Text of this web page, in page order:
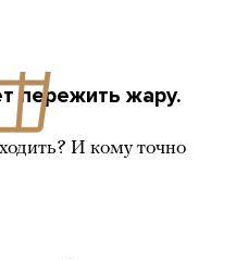
пережить жару.
И кому точно